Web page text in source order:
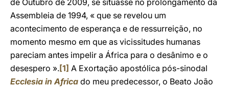
de Outubro de 2009, se situasse no prolongamento da
Assembleia de 1994, « que se revelou um
acontecimento de esperança e de ressurreição, no
momento mesmo em que as vicissitudes humanas
pareciam antes impelir a África para o desânimo e o
desespero ».[1] A Exortação apostólica pós-sinodal
Ecclesia in Africa do meu predecessor, o Beato João